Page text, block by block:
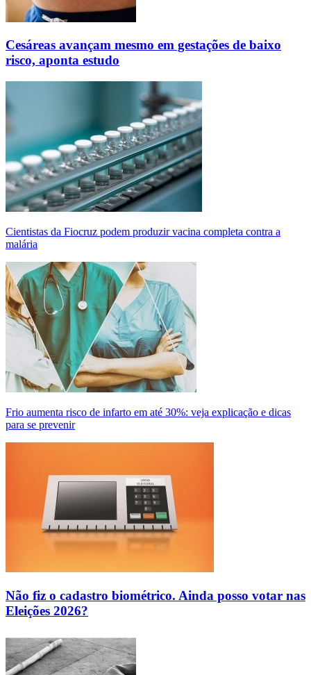
Cesáreas avançam mesmo em gestações de baixo
risco, aponta estudo
Cientistas da Fiocruz podem produzir vacina completa contra a
malária
Frio aumenta risco de infarto em até 30%: veja explicação e dicas
para se prevenir
Não fiz o cadastro biométrico. Ainda posso votar nas
Eleições 2026?